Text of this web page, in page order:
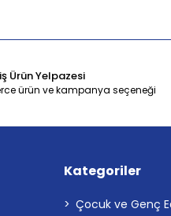
Ürün Yelpazesi
ürün ve kampanya seçeneği
Kategoriler
Çocuk ve Genç